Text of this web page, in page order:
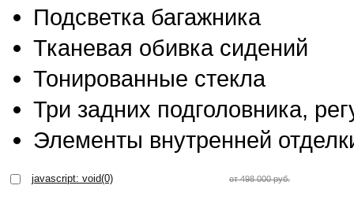
Подсветка багажника
Тканевая обивка сидений
Тонированные стекла
Три задних подголовника,
Элементы внутренней
javascript: void(0) от 498 000 руб.